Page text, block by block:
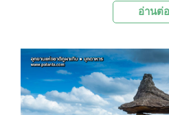
ทางที่ไม่ควรพลาด ด้วยระยะทางที่ไม่ไกล
อุดมสมบูรณ์ ความหลากหลายของสัตว์ป่า
อ่านต่อ